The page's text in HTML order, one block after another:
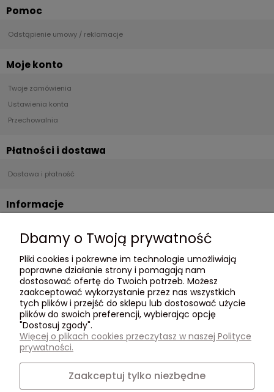
Pomoc
Odstąpienie umowy / reklamacje
Moje konto
Twoje zamówienia
Ustawienia konta
Przechowalnia
Płatności i dostawa
Dostawa i płatność
Informacje
Polityka Prywatności
O nas
O Nas
Opinie Trustmate
Kontakt
795 562 107
Dbamy o Twoją prywatność
Pliki cookies i pokrewne im technologie umożliwiają
poprawne działanie strony i pomagają nam
dostosować ofertę do Twoich potrzeb. Możesz
zaakceptować wykorzystanie przez nas wszystkich
tych plików i przejść do sklepu lub dostosować użycie
plików do swoich preferencji, wybierając opcję
"Dostosuj zgody".
Więcej o plikach cookies przeczytasz w naszej Polityce
prywatności.
Zaakceptuj tylko niezbędne